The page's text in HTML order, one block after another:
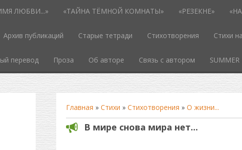
ЛЮБВИ...» «ТАЙНА ТЁМНОЙ КОМНАТЫ» «РЕЗЕКНЕ»
Архив публикаций Старые тетради Стихотворения Стихи
перевод Проза Об авторе Связь с автором SUMMER
Главная » Стихи » Стихотворения » О жизни...
В мире снова мира нет...